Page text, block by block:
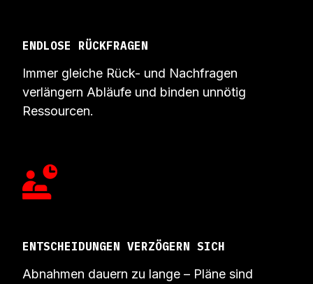
ENDLOSE RÜCKFRAGEN
Immer gleiche Rück- und Nachfragen
verlängern Abläufe und binden unnötig
Ressourcen.
ENTSCHEIDUNGEN VERZÖGERN SICH
Abnahmen dauern zu lange – Pläne sind